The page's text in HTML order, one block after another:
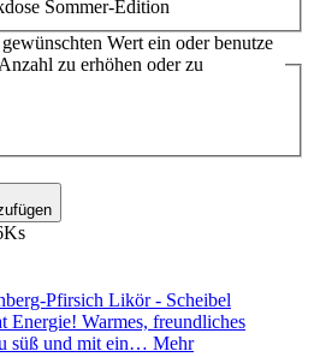
Sommer-Edition
Wert ein oder benutze
zu erhöhen oder zu
Pfirsich Likör - Scheibel
Warmes, freundliches
süß und mit ein… Mehr